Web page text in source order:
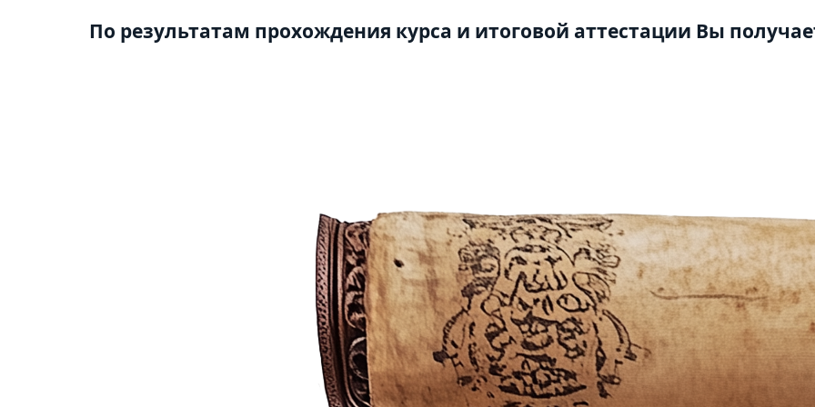
По результатам прохождения курса и итоговой аттестации Вы